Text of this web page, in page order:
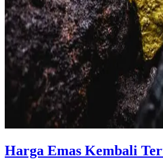
Harga Emas Kembali